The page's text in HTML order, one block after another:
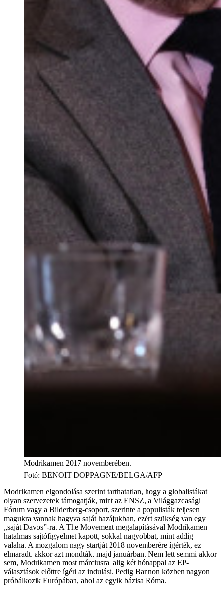
Modrikamen 2017 novemberében.
Fotó: BENOIT DOPPAGNE/BELGA/AFP
Modrikamen elgondolása szerint tarthatatlan, hogy a globalistákat
olyan szervezetek támogatják, mint az ENSZ, a Világgazdasági
Fórum vagy a Bilderberg-csoport, szerinte a populisták teljesen
magukra vannak hagyva saját hazájukban, ezért szükség van egy
„saját Davos”-ra. A The Movement megalapításával Modrikamen
hatalmas sajtófigyelmet kapott, sokkal nagyobbat, mint addig
valaha. A mozgalom nagy startját 2018 novemberére ígérték, ez
elmaradt, akkor azt mondták, majd januárban. Nem lett semmi akkor
sem, Modrikamen most márciusra, alig két hónappal az EP-
választások előttre ígéri az indulást. Pedig Bannon közben nagyon
próbálkozik Európában, ahol az egyik bázisa Róma.